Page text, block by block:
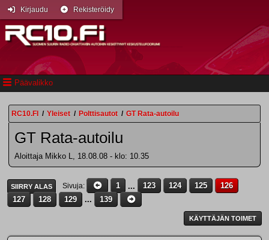
Päävalikko
Kirjaudu Rekisteröidy
RC10.FI / Yleiset / Polttisautot / GT Rata-autoilu
GT Rata-autoilu
Aloittaja Mikko L, 18.08.08 - klo: 10.35
SIIRRY ALAS Sivuja 1 ... 123 124 125
126
127
128 129 ... 139
KÄYTTÄJÄN TOIMET